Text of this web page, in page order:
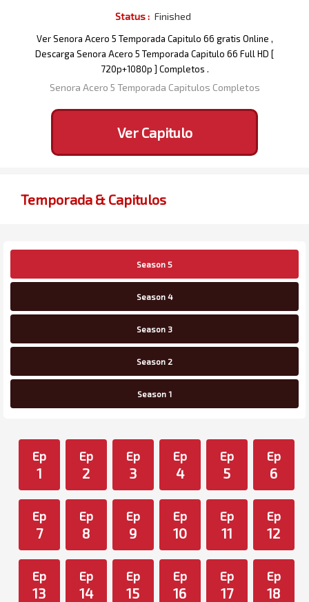
Status : Finished
Ver Senora Acero 5 Temporada Capitulo 66 gratis Online ,
Descarga Senora Acero 5 Temporada Capitulo 66 Full HD [
720p+1080p ] Completos .
Senora Acero 5 Temporada Capitulos Completos
Ver Capitulo
Temporada & Capitulos
Season 5
Season 4
Season 3
Season 2
Season 1
Ep
1
Ep
2
Ep
3
Ep
4
Ep
5
Ep
6
Ep
7
Ep
8
Ep
9
Ep
10
Ep
11
Ep
12
Ep
13
Ep
14
Ep
15
Ep
16
Ep
17
Ep
18